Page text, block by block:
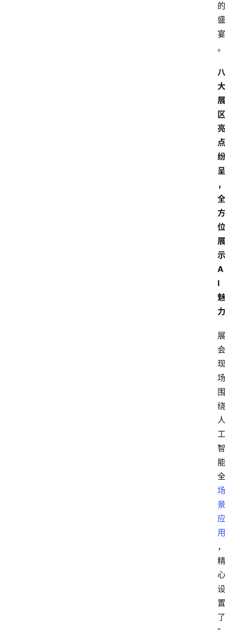
的
盛
宴
。
八
大
展
区
亮
点
纷
呈
，
全
方
位
展
示
A
I
魅
力
展
会
现
场
围
绕
人
工
智
能
全
场
景
应
用
，
精
心
设
置
了
“